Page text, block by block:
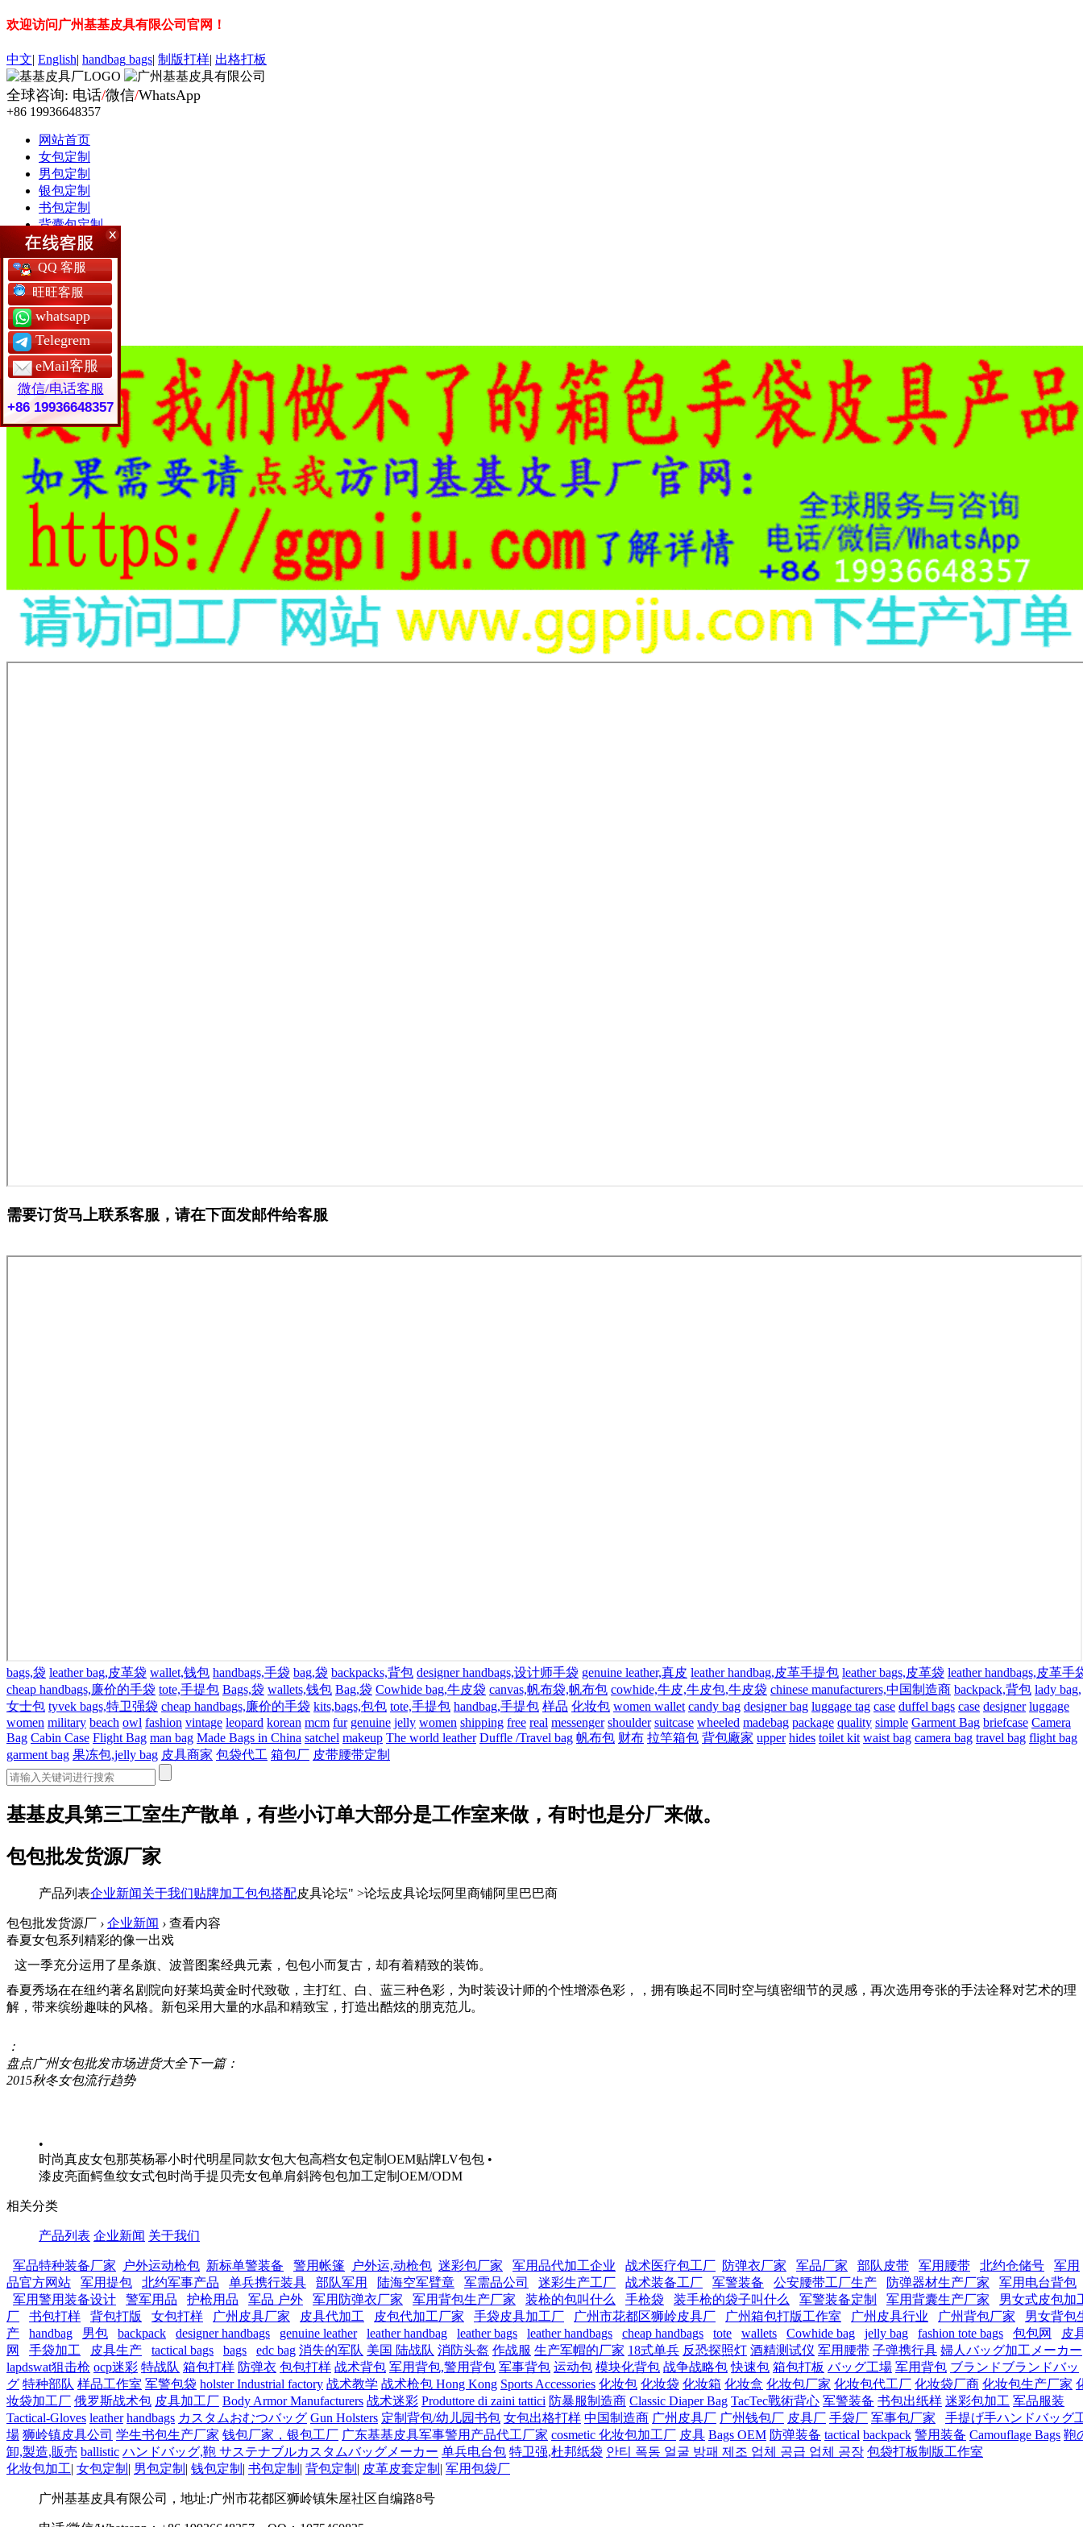
欢迎访问广州基基皮具有限公司官网！
中文| English| handbag bags| 制版打样| 出格打板
全球咨询: 电话/微信/WhatsApp
+86 19936648357
网站首页
女包定制
男包定制
银包定制
书包定制
背囊包定制
军用包袋厂
保护套定制
皮具礼品
常见问题
工厂简介
需要订货马上联系客服，请在下面发邮件给客服
bags,袋 leather bag,皮革袋 wallet,钱包 handbags,手袋 bag,袋 backpacks,背包 designer handbags,设计师手袋 genuine leather,真皮 leather handbag,皮革手提包 leather bags,皮革袋 leather handbags,皮革手
cheap handbags,廉价的手袋 tote,手提包 Bags,袋 wallets,钱包 Bag,袋 Cowhide bag,牛皮袋 canvas,帆布袋,帆布包 cowhide,牛皮,牛皮包,牛皮袋 chinese manufacturers,中国制造商 backpack,背包 lady bag,
女士包 tyvek bags,特卫强袋 cheap handbags,廉价的手袋 kits,bags,包包 tote,手提包 handbag,手提包 样品 化妆包 women wallet candy bag designer bag luggage tag case duffel bags case designer luggage
women military beach owl fashion vintage leopard korean mcm fur genuine jelly women shipping free real messenger shoulder suitcase wheeled madebag package quality simple Garment Bag briefcase Camera
Bag Cabin Case Flight Bag man bag Made Bags in China satchel makeup The world leather Duffle /Travel bag 帆布包 财布 拉竿箱包 背包廠家 upper hides toilet kit waist bag camera bag travel bag flight bag
garment bag 果冻包,jelly bag 皮具商家 包袋代工 箱包厂 皮带腰带定制
基基皮具第三工室生产散单，有些小订单大部分是工作室来做，有时也是分厂来做。
包包批发货源厂家
产品列表企业新闻关于我们贴牌加工包包搭配皮具论坛" >论坛皮具论坛阿里商铺阿里巴巴商
包包批发货源厂 › 企业新闻 › 查看内容
春夏女包系列精彩的像一出戏
这一季充分运用了星条旗、波普图案经典元素，包包小而复古，却有着精致的装饰。
春夏秀场在在纽约著名剧院向好莱坞黄金时代致敬，主打红、白、蓝三种色彩，为时装设计师的个性增添色彩，，拥有唤起不同时空与缜密细节的灵感，再次选用夸张的手法诠释对艺术的理
解，带来缤纷趣味的风格。新包采用大量的水晶和精致宝，打造出酷炫的朋克范儿。
：
盘点广州女包批发市场进货大全下一篇：
2015秋冬女包流行趋势
•
时尚真皮女包那英杨幂小时代明星同款女包大包高档女包定制OEM贴牌LV包包 •
漆皮亮面鳄鱼纹女式包时尚手提贝壳女包单肩斜跨包包加工定制OEM/ODM
相关分类
产品列表 企业新闻 关于我们
军品特种装备厂家 户外运动枪包 新标单警装备 警用帐篷 户外运,动枪包 迷彩包厂家 军用品代加工企业 战术医疗包工厂 防弹衣厂家 军品厂家 部队皮带 军用腰带 北约仓储号
军用
品官方网站
军用提包 北约军事产品 单兵携行装具 部队军用 陆海空军臂章 军需品公司 迷彩生产工厂 战术装备工厂 军警装备 公安腰带工厂生产 防弹器材生产厂家
军用电台背包
军用警用装备设计
警军用品 护枪用品 军品 户外 军用防弹衣厂家 军用背包生产厂家 装枪的包叫什么 手枪袋 装手枪的袋子叫什么 军警装备定制 军用背囊生产厂家
男女式皮包加
厂
书包打样 背包打版 女包打样 广州皮具厂家 皮具代加工 皮包代加工厂家 手袋皮具加工厂 广州市花都区狮岭皮具厂 广州箱包打版工作室 广州皮具行业 广州背包厂家
男女背包
产
handbag 男包 backpack designer handbags genuine leather leather handbag leather bags leather handbags cheap handbags tote wallets Cowhide bag jelly bag fashion tote bags 包包网
皮
网
手袋加工 皮具生产 tactical bags bags edc bag 消失的军队 美国 陆战队 消防头盔 作战服 生产军帽的厂家 18式单兵 反恐探照灯 酒精测试仪 军用腰带 子弹携行具 婦人バッグ加工メーカー
lapdswat狙击枪 ocp迷彩 特战队 箱包打样 防弹衣 包包打样 战术背包 军用背包,警用背包 军事背包 运动包 模块化背包 战争战略包 快速包 箱包打板 バッグ工場 军用背包 ブランドブランドバッ
グ 特种部队 样品工作室 军警包袋 holster Industrial factory 战术教学 战术枪包 Hong Kong Sports Accessories 化妆包 化妆袋 化妆箱 化妆盒 化妆包厂家 化妆包代工厂 化妆袋厂商 化妆包生产厂家
妆袋加工厂 俄罗斯战术包 皮具加工厂 Body Armor Manufacturers 战术迷彩 Produttore di zaini tattici 防暴服制造商 Classic Diaper Bag TacTec戰術背心 军警装备 书包出纸样 迷彩包加工 军品服装
Tactical-Gloves leather handbags カスタムおむつバッグ Gun Holsters 定制背包/幼儿园书包 女包出格打样 中国制造商 广州皮具厂 广州钱包厂 皮具厂 手袋厂 军事包厂家
手提げ手ハンドバッグ
場 狮岭镇皮具公司 学生书包生产厂家 钱包厂家，银包工厂 广东基基皮具军事警用产品代工厂家 cosmetic 化妆包加工厂 皮具 Bags OEM 防弹装备 tactical backpack 警用装备 Camouflage Bags 鞄
卸,製造,販売 ballistic ハンドバッグ,鞄 サステナブルカスタムバッグメーカー 单兵电台包 特卫强,杜邦纸袋 안티 폭동 얼굴 방패 제조 업체 공급 업체 공장 包袋打板制版工作室
化妆包加工| 女包定制 | 男包定制 | 钱包定制 | 书包定制 | 背包定制 | 皮革皮套定制 | 军用包袋厂
广州基基皮具有限公司，地址:广州市花都区狮岭镇朱屋社区自编路8号
QQ 客服
旺旺客服
whatsapp
Telegrem
eMail客服
微信/电话客服
+86 19936648357